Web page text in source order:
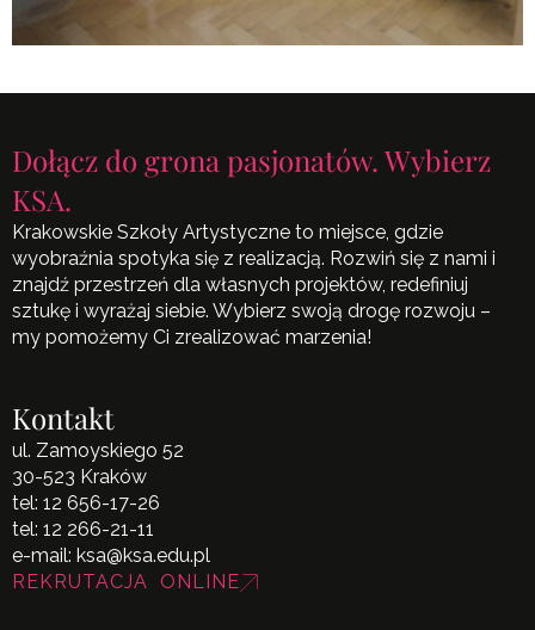
Dołącz do grona pasjonatów. Wybierz
KSA.
Krakowskie Szkoły Artystyczne to miejsce, gdzie
wyobraźnia spotyka się z realizacją. Rozwiń się z nami i
znajdź przestrzeń dla własnych projektów, redefiniuj
sztukę i wyrażaj siebie. Wybierz swoją drogę rozwoju –
my pomożemy Ci zrealizować marzenia!
Kontakt
ul. Zamoyskiego 52
30-523 Kraków
tel: 12 656-17-26
tel: 12 266-21-11
e-mail: ksa@ksa.edu.pl
REKRUTACJA ONLINE